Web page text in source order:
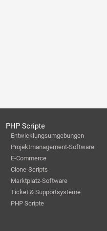
PHP Scripte
Entwicklungsumgebungen
Projektmanagement-Software
E-Commerce
Clone-Scripts
Marktplatz-Software
Ticket & Supportsysteme
PHP Scripte